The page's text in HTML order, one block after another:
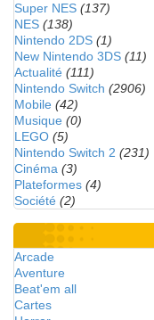
Super NES (137)
NES (138)
Nintendo 2DS (1)
New Nintendo 3DS (11)
Actualité (111)
Nintendo Switch (2906)
Mobile (42)
Musique (0)
LEGO (5)
Nintendo Switch 2 (231)
Cinéma (3)
Plateformes (4)
Société (2)
Arcade
Aventure
Beat'em all
Cartes